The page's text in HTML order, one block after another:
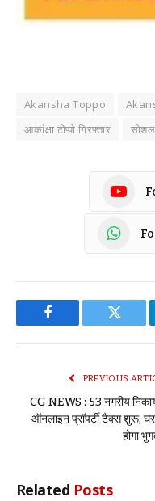
Akansha Toppo
आकांक्षा टोप्पो गिरफ्तार
सोशल
Facebook Twitter
PREVIOUS
CG NEWS : 53 नगरीय
ऑनलाइन प्रॉपर्टी टैक्स शुरू,
होगा
Related Posts